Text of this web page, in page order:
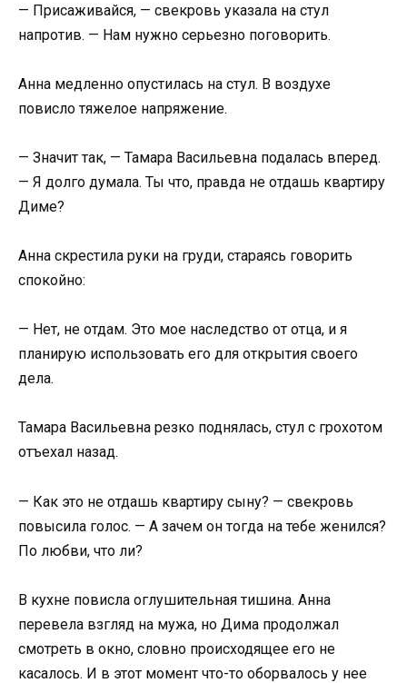
— Присаживайся, — свекровь указала на стул
напротив. — Нам нужно серьезно поговорить.
Анна медленно опустилась на стул. В воздухе
повисло тяжелое напряжение.
— Значит так, — Тамара Васильевна подалась вперед.
— Я долго думала. Ты что, правда не отдашь квартиру
Диме?
Анна скрестила руки на груди, стараясь говорить
спокойно:
— Нет, не отдам. Это мое наследство от отца, и я
планирую использовать его для открытия своего
дела.
Тамара Васильевна резко поднялась, стул с грохотом
отъехал назад.
— Как это не отдашь квартиру сыну? — свекровь
повысила голос. — А зачем он тогда на тебе женился?
По любви, что ли?
В кухне повисла оглушительная тишина. Анна
перевела взгляд на мужа, но Дима продолжал
смотреть в окно, словно происходящее его не
касалось. И в этот момент что-то оборвалось у нее